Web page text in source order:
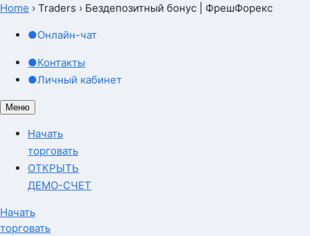
Home › Traders › Бездепозитный бонус | ФрешФорекс
●Онлайн-чат
●Контакты
●Личный кабинет
Меню
Начать
торговать
ОТКРЫТЬ
ДЕМО-СЧЕТ
Начать
торговать